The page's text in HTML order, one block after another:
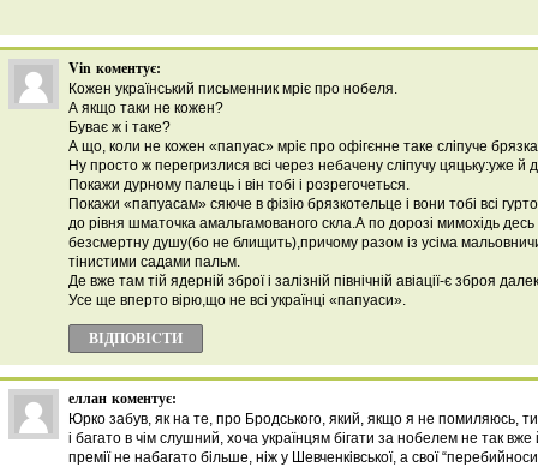
Vin коментує:
Кожен український письменник мріє про нобеля.
А якщо таки не кожен?
Буває ж і таке?
А що, коли не кожен «папуас» мріє про офігєнне таке сліпуче
Ну просто ж перегризлися всі через небачену сліпучу цяцьку:уже й
Покажи дурному палець і він тобі і розрегочеться.
Покажи «папуасам» сяюче в фізію брязкотельце і вони тобі всі
до рівня шматочка амальгамованого скла.А по дорозі мимохідь десь
безсмертну душу(бо не блищить),причому разом із усіма
тінистими садами пальм.
Де вже там тій ядерній зброї і залізній північній авіації-є зброя
Усе ще вперто вірю,що не всі українці «папуаси».
ВІДПОВІCТИ
еллан коментує:
Юрко забув, як на те, про Бродського, який, якщо я не помиляюсь,
і багато в чім слушний, хоча українцям бігати за нобелем не так вже
премії не набагато більше, ніж у Шевченківської, а свої